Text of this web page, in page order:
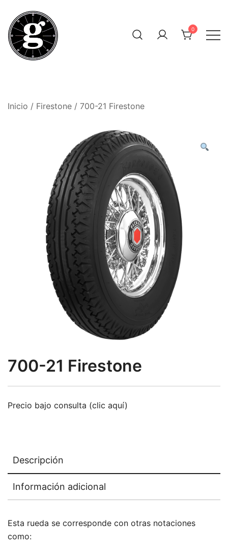
contenido
0
Inicio / Firestone / 700-21 Firestone
700-21 Firestone
Precio bajo consulta (clic aquí)
Descripción
Información adicional
Esta rueda se corresponde con otras notaciones
como: